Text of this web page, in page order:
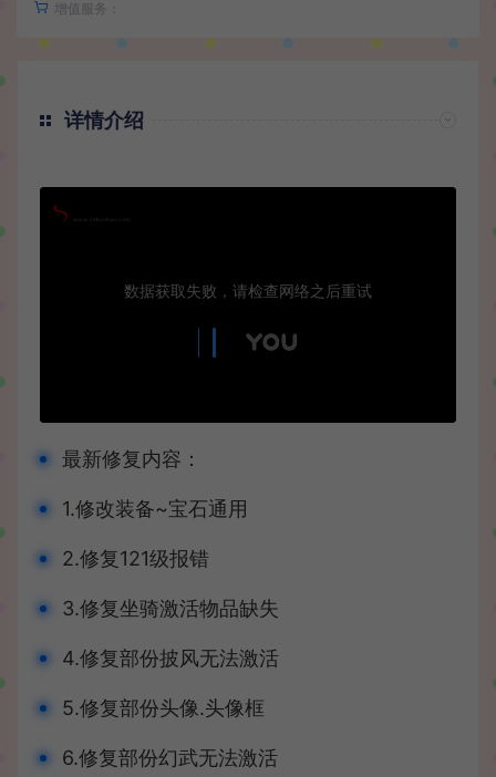
增值服务：
详情介绍
最新修复内容：
1.修改装备~宝石通用
2.修复121级报错
3.修复坐骑激活物品缺失
4.修复部份披风无法激活
5.修复部份头像.头像框
6.修复部份幻武无法激活